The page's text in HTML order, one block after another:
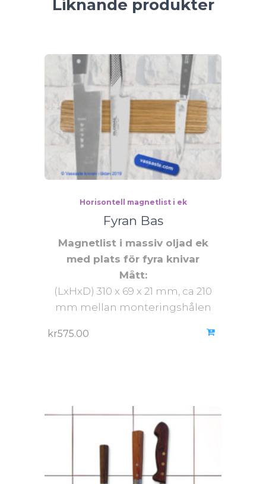
Liknande produkter
Horisontell magnetlist i ek
Fyran Bas
Magnetlist i massiv oljad ek
med plats för fyra knivar
Mått:
(LxHxD) 310 x 69 x 21 mm, ca 210
mm mellan monteringshålen
kr575.00